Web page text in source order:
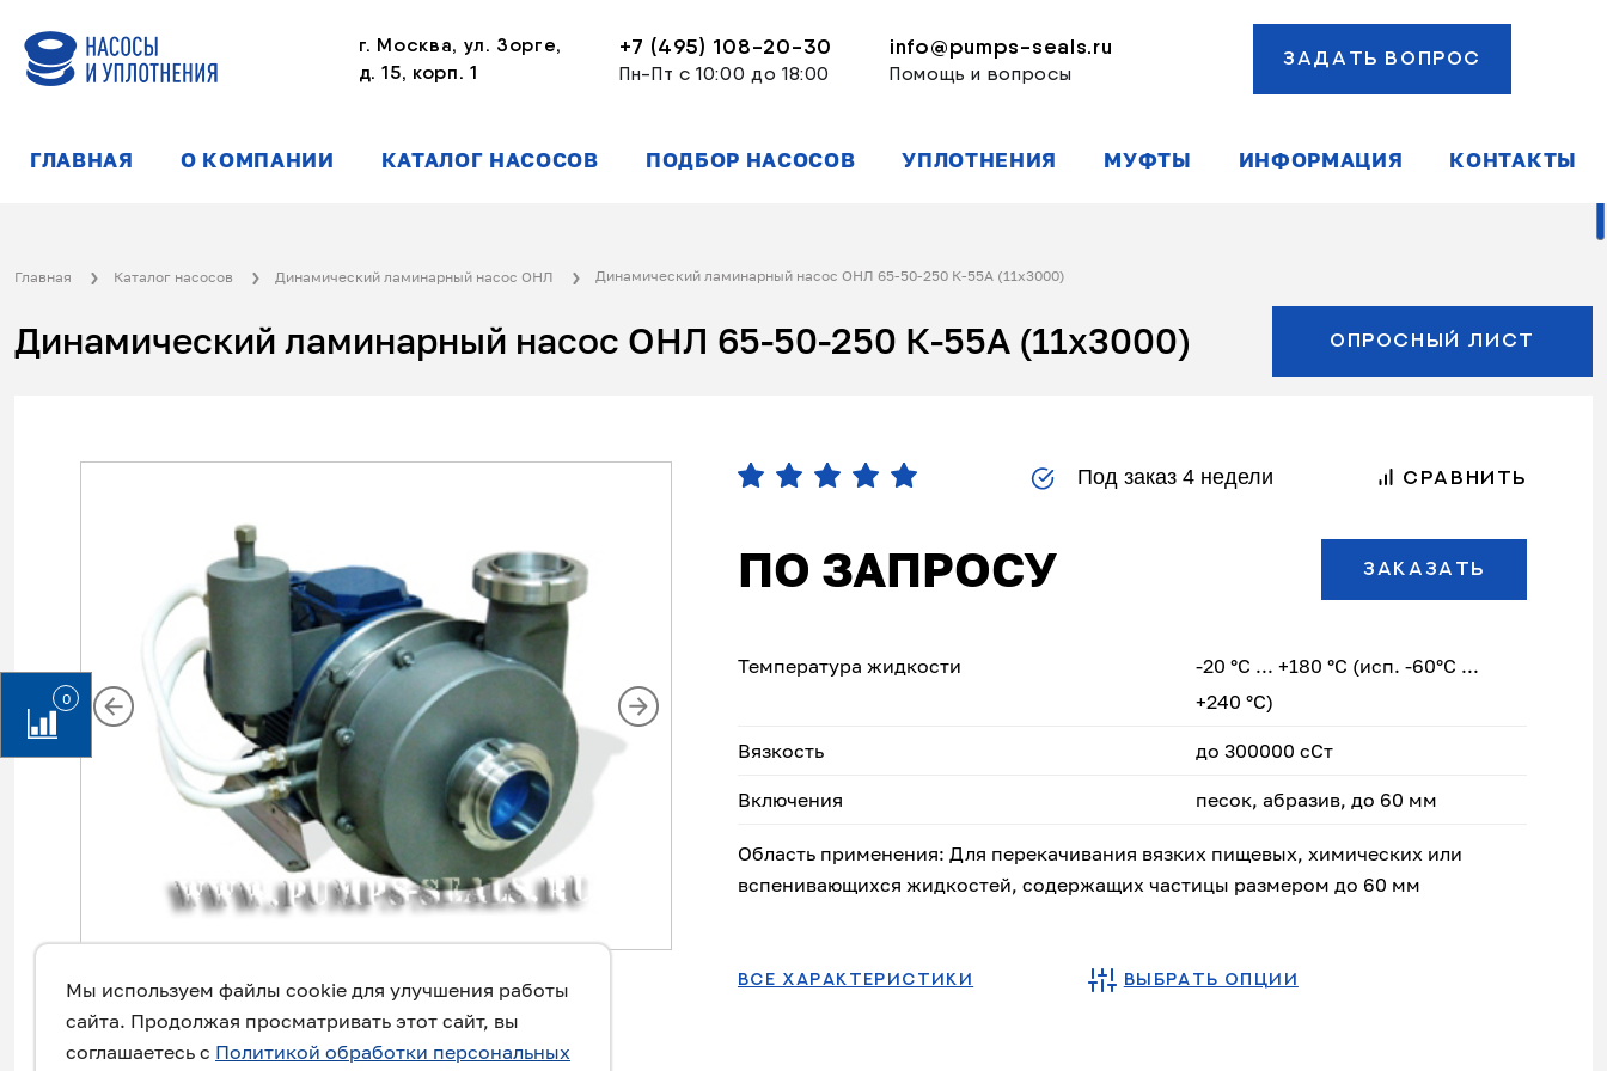
Мы используем файлы cookie для улучшения работы
сайта. Продолжая просматривать этот сайт, вы
соглашаетесь с Политикой обработки персональных
0
г. Москва, ул. Зорге,
д. 15, корп. 1
+7 (495) 108-20-30
Пн-Пт с 10:00 до 18:00
info@pumps-seals.ru
Помощь и вопросы
ЗАДАТЬ ВОПРОС
ГЛАВНАЯ О КОМПАНИИ КАТАЛОГ НАСОСОВ ПОДБОР НАСОСОВ УПЛОТНЕНИЯ МУФТЫ ИНФОРМАЦИЯ КОНТАКТЫ
Главная Каталог насосов Динамический ламинарный насос ОНЛ Динамический ламинарный насос ОНЛ 65-50-250 К-55А (11x3000)
Динамический ламинарный насос ОНЛ 65-50-250 К-55А (11x3000) ОПРОСНЫЙ ЛИСТ
Под заказ 4 недели СРАВНИТЬ
ПО ЗАПРОСУ ЗАКАЗАТЬ
Температура жидкости
-20 °С ... +180 °С (исп. -60°С ...
+240 °С)
Вязкость до 300000 сСт
Включения песок, абразив, до 60 мм
Область применения: Для перекачивания вязких пищевых, химических или
вспенивающихся жидкостей, содержащих частицы размером до 60 мм
ВСЕ ХАРАКТЕРИСТИКИ ВЫБРАТЬ ОПЦИИ